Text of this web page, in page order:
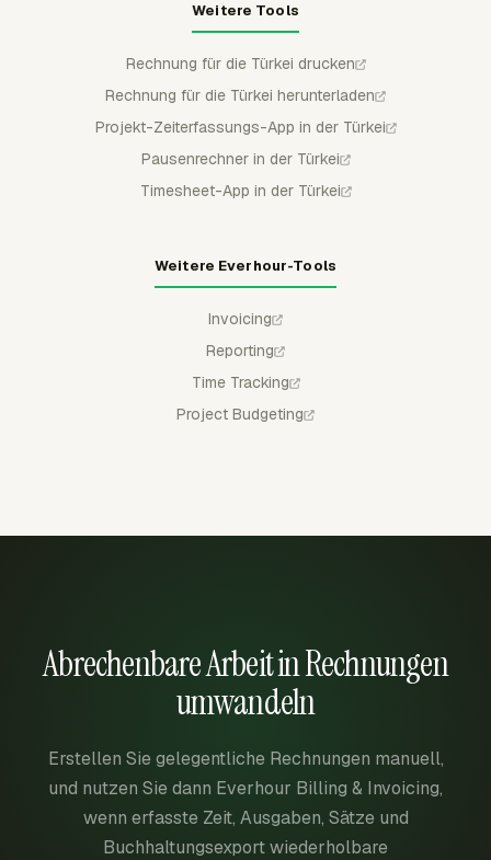
Weitere Tools
Rechnung für die Türkei drucken
Rechnung für die Türkei herunterladen
Projekt-Zeiterfassungs-App in der Türkei
Pausenrechner in der Türkei
Timesheet-App in der Türkei
Weitere Everhour-Tools
Invoicing
Reporting
Time Tracking
Project Budgeting
Abrechenbare Arbeit in Rechnungen
umwandeln
Erstellen Sie gelegentliche Rechnungen manuell,
und nutzen Sie dann Everhour Billing & Invoicing,
wenn erfasste Zeit, Ausgaben, Sätze und
Buchhaltungsexport wiederholbare